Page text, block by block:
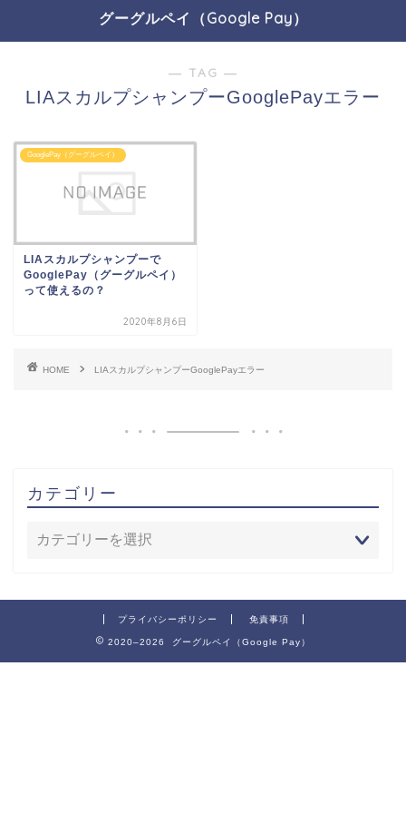
グーグルペイ（Google Pay）
― TAG ―
LIAスカルプシャンプーGooglePayエラー
GooglePay（グーグルペイ）
LIAスカルプシャンプーで
GooglePay（グーグルペイ）
って使えるの？
2020年8月6日
HOME LIAスカルプシャンプーGooglePayエラー
カテゴリー
プライバシーポリシー 免責事項
2020–2026 グーグルペイ（Google Pay）